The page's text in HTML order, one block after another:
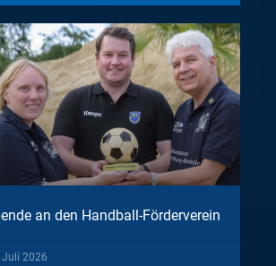
an den Handball-Förderverein
Juli 2026